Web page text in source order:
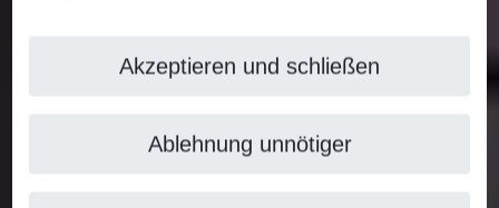
Akzeptieren und schließen
Ablehnung unnötiger